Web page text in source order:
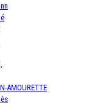
AMOURETTE